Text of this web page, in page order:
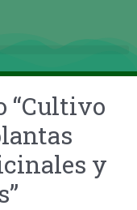
“Cultivo
y